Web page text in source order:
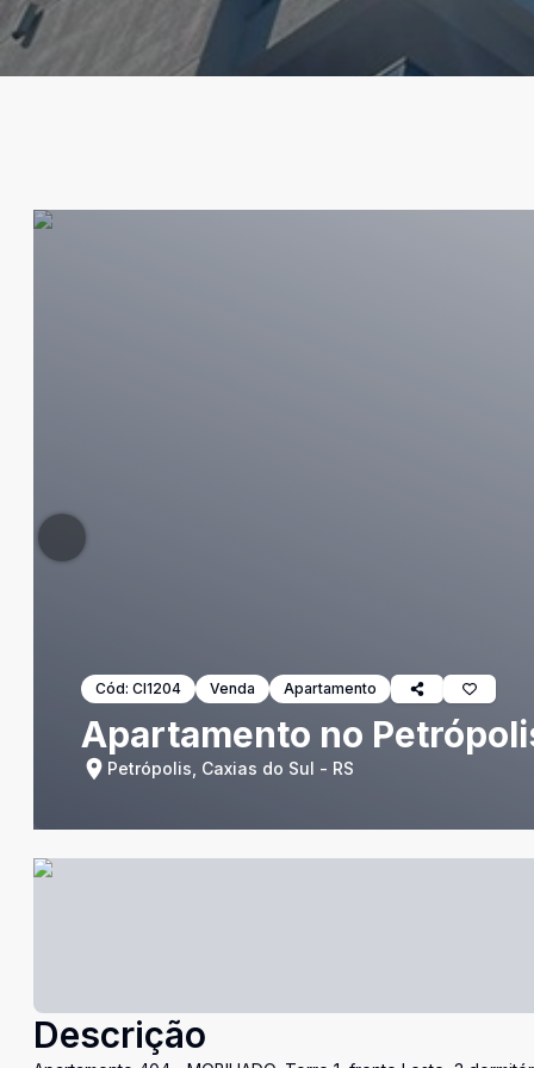
Cód: CI1204 Venda Apartamento
Apartamento no
Petrópolis, Caxias do Sul - RS
Descrição